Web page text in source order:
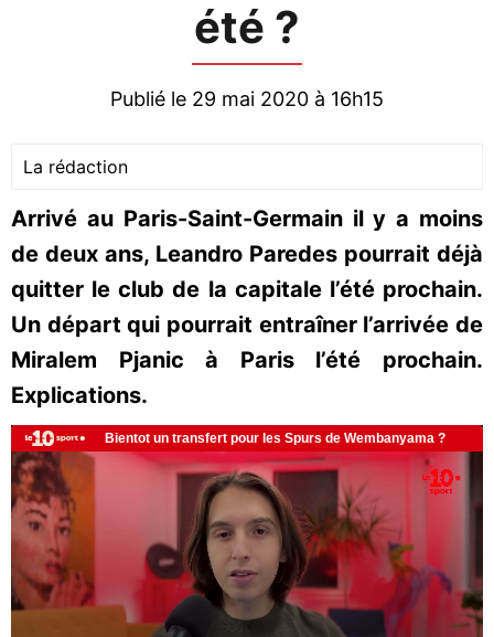
été ?
Publié le 29 mai 2020 à 16h15
La rédaction
Arrivé au Paris-Saint-Germain il y a moins
de deux ans, Leandro Paredes pourrait déjà
quitter le club de la capitale l’été prochain.
Un départ qui pourrait entraîner l’arrivée de
Miralem Pjanic à Paris l’été prochain.
Explications.